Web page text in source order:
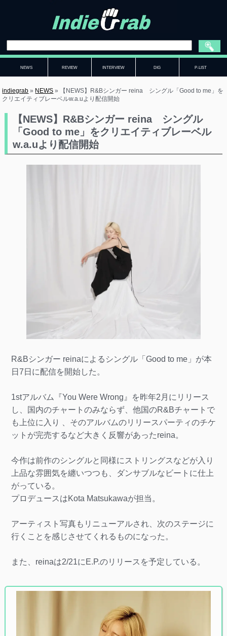
NEWS REVIEW INTERVIEW DIG P-LIST
indiegrab » NEWS »
【NEWS】R&Bシンガー reina シングル「Good to me」を
クリエイティブレーベルw.a.uより配信開始
【NEWS】R&Bシンガー reina シングル
「Good to me」をクリエイティブレーベル
w.a.uより配信開始
R&Bシンガー reinaによるシングル「Good to me」が本
日7日に配信を開始した。
1stアルバム『You Were Wrong』を昨年2月にリリース
し、国内のチャートのみならず、他国のR&Bチャートで
も上位に入り 、そのアルバムのリリースパーティのチケ
ットが完売するなど大きく反響があったreina。
今作は前作のシングルと同様にストリングスなどが入り
上品な雰囲気を纏いつつも、ダンサブルなビートに仕上
がっている。
プロデュースはKota Matsukawaが担当。
アーティスト写真もリニューアルされ、次のステージに
行くことを感じさせてくれるものになった。
また、reinaは2/21にE.P.のリリースを予定している。